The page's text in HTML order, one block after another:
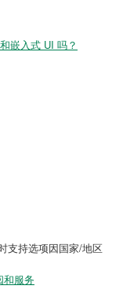
嵌入式 UI 吗？
支持选项因国家/地区
和服务